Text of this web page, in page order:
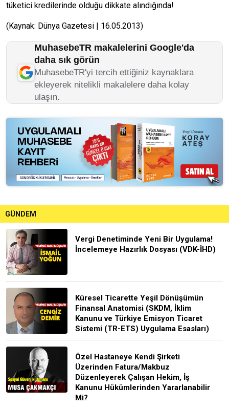
tüketici kredilerinde olduğu dikkate alındığında!
(Kaynak: Dünya Gazetesi | 16.05.2013)
MuhasebeTR makalelerini Google'da
daha sık görün
MuhasebeTR'yi tercih ettiğiniz kaynaklara
ekleyerek nitelikli makalelere daha kolay
ulaşın.
GÜNDEM
Vergi Denetiminde Yeni Bir Uygulama!
İncelemeye Hazırlık Dosyası (VDK-İHD)
Küresel Ticarette Yeşil Dönüşümün
Finansal Anatomisi (SKDM, İklim
Kanunu ve Türkiye Emisyon Ticaret
Sistemi (TR-ETS) Uygulama Esasları)
Özel Hastaneye Kendi Şirketi
Üzerinden Fatura/Makbuz
Düzenleyerek Çalışan Hekim, İş
Kanunu Hükümlerinden Yararlanabilir
Mi?